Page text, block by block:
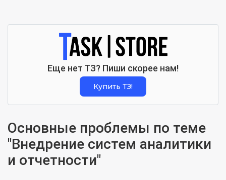
Еще нет ТЗ? Пиши скорее нам!
Купить ТЗ!
Основные проблемы по теме
"Внедрение систем аналитики
и отчетности"